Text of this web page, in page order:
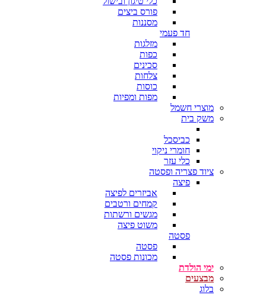
פורס ביצים
מסננות
חד פעמי
מזלגות
כפות
סכינים
צלחות
כוסות
מפות ומפיות
מוצרי חשמל
משק בית
כביסכל
חומרי ניקוי
כלי עזר
ציוד פצריה ופסטה
פיצה
אביזרים לפיצה
קמחים ורטבים
מגשים ורשתות
משוט פיצה
פסטה
פסטה
מכונות פסטה
ימי הולדת
מבצעים
בלוג